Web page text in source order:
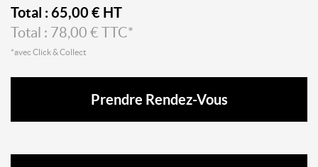
Total :65,00 € HT
Total : 78,00 € TTC*
*avec Click & Collect
Prendre Rendez-Vous